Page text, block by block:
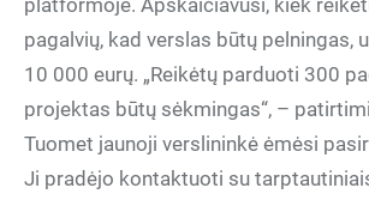
platformoje. Apskaičiavusi, kiek
pagalvių, kad verslas būtų pelningas,
10 000 eurų. „Reikėtų parduoti 300
projektas būtų sėkmingas“, –
Tuomet jaunoji verslininkė ėmėsi
Ji pradėjo kontaktuoti su